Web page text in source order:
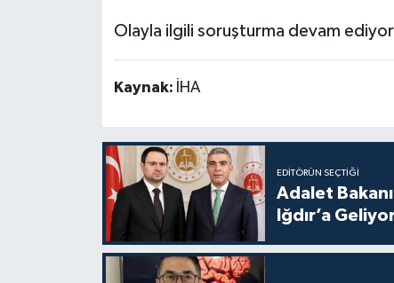
Olayla ilgili soruşturma devam
Kaynak: İHA
EDITÖRÜN SEÇTIĞI
Adalet
Iğdır’a